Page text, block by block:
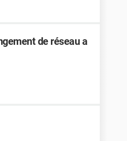
de réseau a